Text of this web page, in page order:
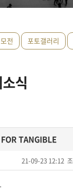
전 포토갤러리
식
TANGIBLE
21-09-23 12:12